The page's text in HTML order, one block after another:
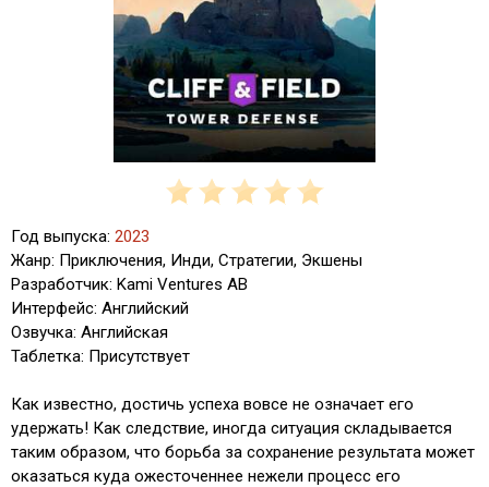
Год выпуска: 2023
Жанр: Приключения, Инди, Стратегии, Экшены
Разработчик: Kami Ventures AB
Интерфейс: Английский
Озвучка: Английская
Таблетка: Присутствует
Как известно, достичь успеха вовсе не означает его
удержать! Как следствие, иногда ситуация складывается
таким образом, что борьба за сохранение результата может
оказаться куда ожесточеннее нежели процесс его